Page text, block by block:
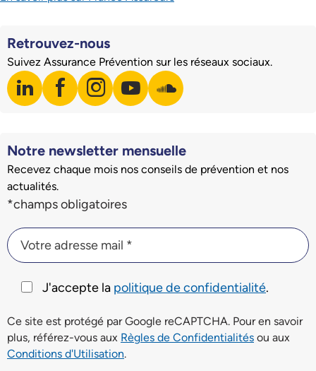
Retrouvez-nous
Suivez Assurance Prévention sur les réseaux sociaux.
linkedin
Visiter notre page LinkedIn
facebook
Visiter notre page Facebook
instagram
Visiter notre page Instagram
youtube
Visiter notre page Youtube
soundcloud
Visiter notre page
Notre newsletter mensuelle
Recevez chaque mois nos conseils de prévention et nos
actualités.
Champs du formulaire d'inscription à la newsletter
*champs obligatoires
Votre adresse mail *
Votre adresse mail *
J'accepte la politique de confidentialité.
Ce site est protégé par Google reCAPTCHA. Pour en savoir
plus, référez-vous aux Règles de Confidentialités ou aux
Conditions d'Utilisation.